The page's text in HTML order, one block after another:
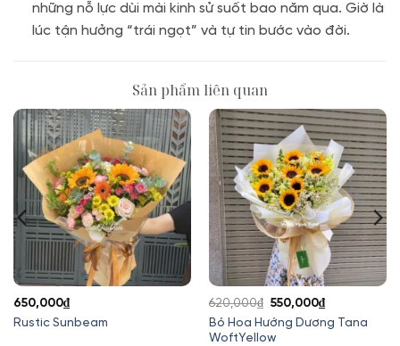
những nỗ lực dùi mài kinh sử suốt bao năm qua. Giờ là
lúc tận hưởng “trái ngọt” và tự tin bước vào đời.
Sản phẩm liên quan
Rustic Sunbeam
650,000₫
Bó Hoa Hướng Dương Tana
WoftYellow
620,000₫ Giá
gốc
là:
550,000₫Giá
hiện